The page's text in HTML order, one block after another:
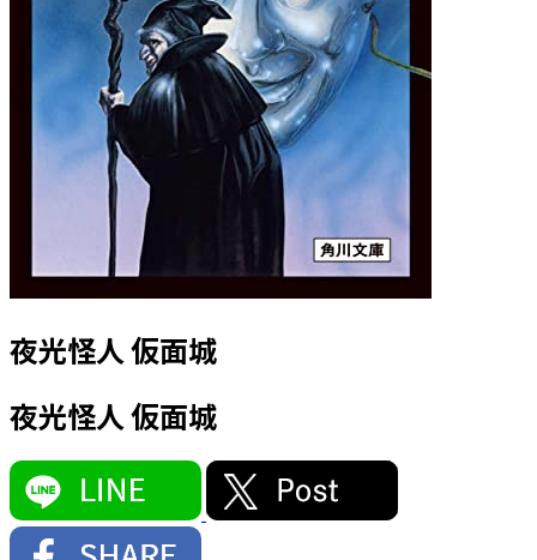
夜光怪人 仮面城
夜光怪人 仮面城